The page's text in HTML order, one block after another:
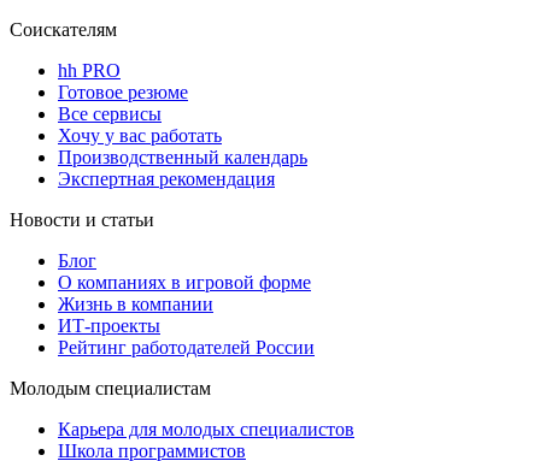
Соискателям
hh PRO
Готовое резюме
Все сервисы
Хочу у вас работать
Производственный календарь
Экспертная рекомендация
Новости и статьи
Блог
О компаниях в игровой форме
Жизнь в компании
ИТ-проекты
Рейтинг работодателей России
Молодым специалистам
Карьера для молодых специалистов
Школа программистов